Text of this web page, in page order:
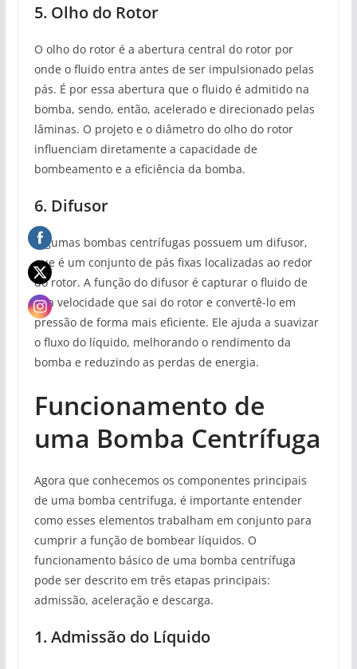
5. Olho do Rotor
O olho do rotor é a abertura central do rotor por
onde o fluido entra antes de ser impulsionado pelas
pás. É por essa abertura que o fluido é admitido na
bomba, sendo, então, acelerado e direcionado pelas
lâminas. O projeto e o diâmetro do olho do rotor
influenciam diretamente a capacidade de
bombeamento e a eficiência da bomba.
6. Difusor
Algumas bombas centrífugas possuem um difusor,
que é um conjunto de pás fixas localizadas ao redor
do rotor. A função do difusor é capturar o fluido de
alta velocidade que sai do rotor e convertê-lo em
pressão de forma mais eficiente. Ele ajuda a suavizar
o fluxo do líquido, melhorando o rendimento da
bomba e reduzindo as perdas de energia.
Funcionamento de
uma Bomba Centrífuga
Agora que conhecemos os componentes principais
de uma bomba centrífuga, é importante entender
como esses elementos trabalham em conjunto para
cumprir a função de bombear líquidos. O
funcionamento básico de uma bomba centrífuga
pode ser descrito em três etapas principais:
admissão, aceleração e descarga.
1. Admissão do Líquido